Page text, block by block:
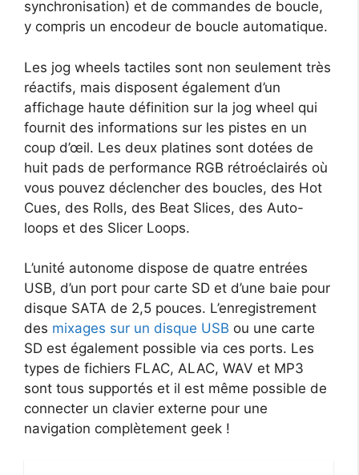
synchronisation) et de commandes de boucle,
y compris un encodeur de boucle automatique.
Les jog wheels tactiles sont non seulement très
réactifs, mais disposent également d’un
affichage haute définition sur la jog wheel qui
fournit des informations sur les pistes en un
coup d’œil. Les deux platines sont dotées de
huit pads de performance RGB rétroéclairés où
vous pouvez déclencher des boucles, des Hot
Cues, des Rolls, des Beat Slices, des Auto-
loops et des Slicer Loops.
L’unité autonome dispose de quatre entrées
USB, d’un port pour carte SD et d’une baie pour
disque SATA de 2,5 pouces. L’enregistrement
des mixages sur un disque USB ou une carte
SD est également possible via ces ports. Les
types de fichiers FLAC, ALAC, WAV et MP3
sont tous supportés et il est même possible de
connecter un clavier externe pour une
navigation complètement geek !